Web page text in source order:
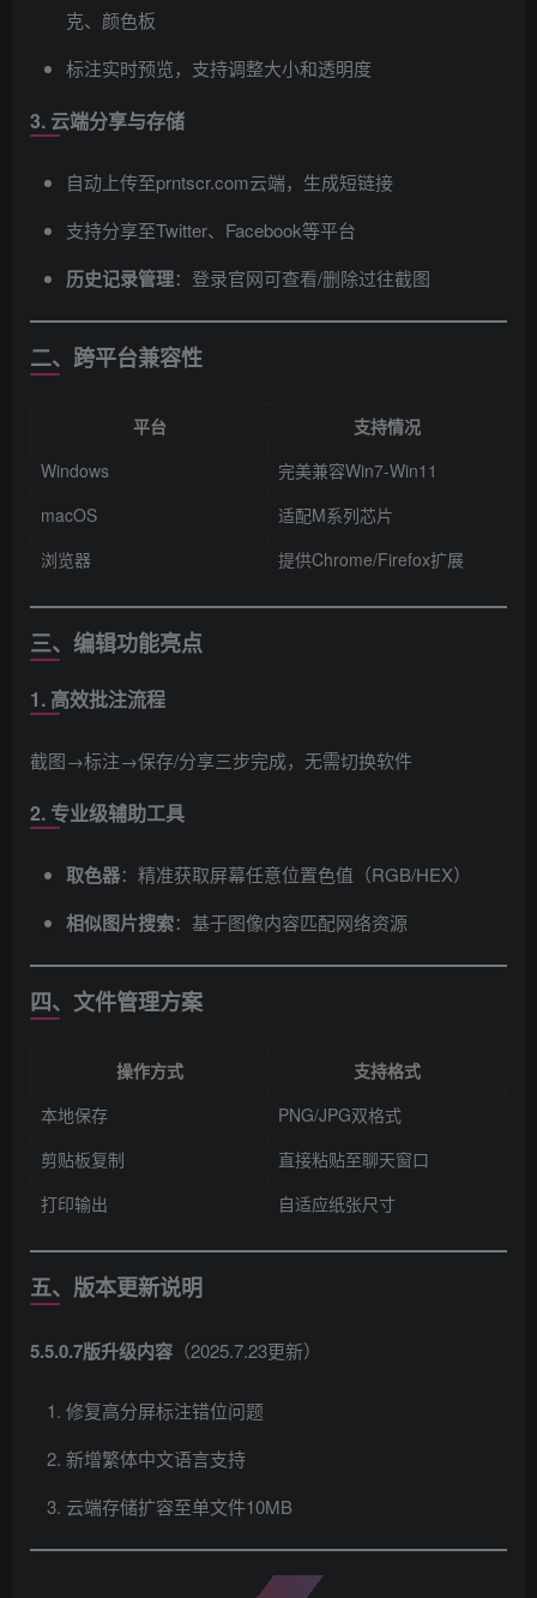
克、颜色板
标注实时预览，支持调整大小和透明度
3. 云端分享与存储
自动上传至prntscr.com云端，生成短链接
支持分享至Twitter、Facebook等平台
历史记录管理​：登录官网可查看/删除过往截图
二、跨平台兼容性
平台
支持情况
Windows
完美兼容Win7-Win11
macOS
适配M系列芯片
浏览器
提供Chrome/Firefox扩展
三、编辑功能亮点
1. 高效批注流程
截图→标注→保存/分享三步完成，无需切换软件
2. 专业级辅助工具
取色器​：精准获取屏幕任意位置色值（RGB/HEX）
相似图片搜索​：基于图像内容匹配网络资源
四、文件管理方案
操作方式
支持格式
本地保存
PNG/JPG双格式
剪贴板复制
直接粘贴至聊天窗口
打印输出
自适应纸张尺寸
五、版本更新说明
5.5.0.7版升级内容 ​（2025.7.23更新）
修复高分屏标注错位问题
新增繁体中文语言支持
云端存储扩容至单文件10MB